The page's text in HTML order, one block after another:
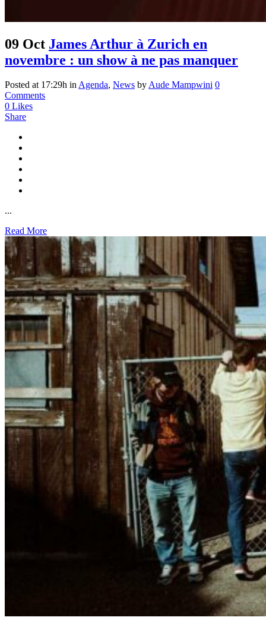
09 Oct James Arthur à Zurich en
novembre : un show à ne pas manquer
Posted at 17:29h inAgenda, News byAude Mampwini 0
Comments
0 Likes
Share
...
Read More